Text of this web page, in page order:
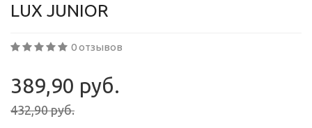
LUX JUNIOR
0 отзывов
389,90 руб.
432,90 руб.